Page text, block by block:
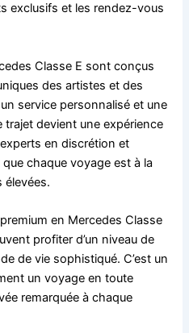
exclusifs et les rendez-vous
Classe E sont conçus
des artistes et des
service personnalisé et une
devient une expérience
en discrétion et
chaque voyage est à la
élevées.
en Mercedes Classe
profiter d’un niveau de
de vie sophistiqué. C’est un
un voyage en toute
remarquée à chaque